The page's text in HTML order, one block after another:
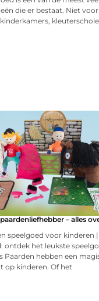
die er bestaat. Niet
– alles
speelgoed voor kinderen
ontdek het leukste
Paarden hebben een
op kinderen. Of het